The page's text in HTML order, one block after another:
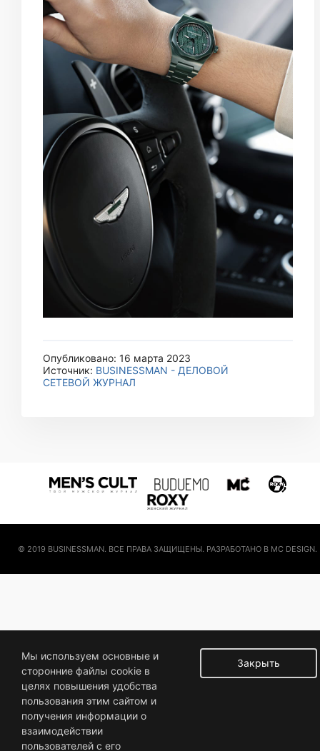
Опубликовано: 16 марта 2023
Источник: BUSINESSMAN - ДЕЛОВОЙ
СЕТЕВОЙ ЖУРНАЛ
© 2019 BUSINESSMAN. ВСЕ ПРАВА ЗАЩИЩЕНЫ. РАЗРАБОТАНО В MC DESIGN.
Закрыть
Мы используем основные и
сторонние файлы cookie в
целях повышения удобства
пользования этим сайтом и
получения информации о
взаимодействии
пользователей с его